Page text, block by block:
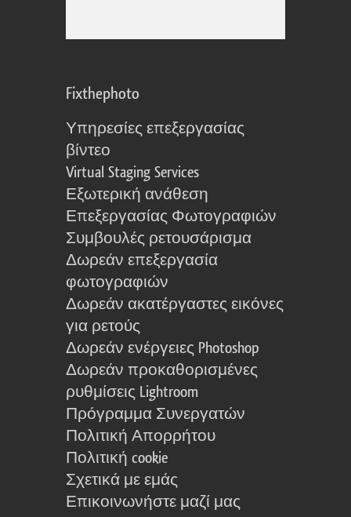
Fixthephoto
Υπηρεσίες επεξεργασίας
βίντεο
Virtual Staging Services
Εξωτερική ανάθεση
Επεξεργασίας Φωτογραφιών
Συμβουλές ρετουσάρισμα
Δωρεάν επεξεργασία
φωτογραφιών
Δωρεάν ακατέργαστες εικόνες
για ρετούς
Δωρεάν ενέργειες Photoshop
Δωρεάν προκαθορισμένες
ρυθμίσεις Lightroom
Πρόγραμμα Συνεργατών
Πολιτική Απορρήτου
Πολιτική cookie
Σχετικά με εμάς
Επικοινωνήστε μαζί μας